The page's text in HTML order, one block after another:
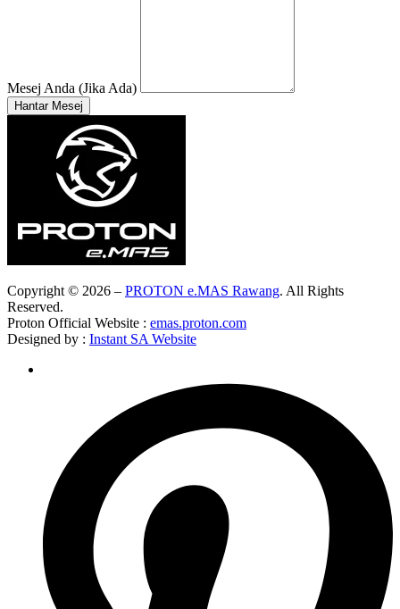
Mesej Anda (Jika Ada)
Hantar Mesej
Copyright © 2026 – PROTON e.MAS Rawang. All Rights
Reserved.
Proton Official Website : emas.proton.com
Designed by : Instant SA Website